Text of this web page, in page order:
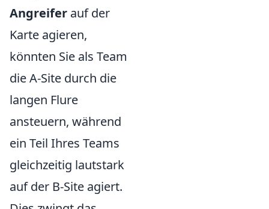
Angreifer auf der
Karte agieren,
könnten Sie als Team
die A-Site durch die
langen Flure
ansteuern, während
ein Teil Ihres Teams
gleichzeitig lautstark
auf der B-Site agiert.